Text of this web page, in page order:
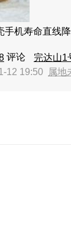
手机寿命直线
评论
完达山1
12 19:50 属地